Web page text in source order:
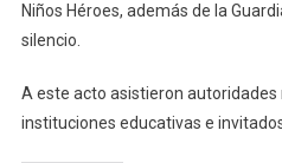
Niños Héroes, además de la
silencio.
A este acto asistieron autoridades
instituciones educativas e